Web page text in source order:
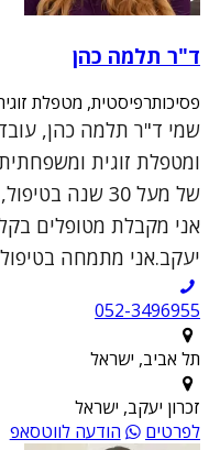
ד"ר תלמה כהן
פסיכותרפיסטית, מטפלת
ומטפלת זוגית
של מעל 30 שנה
אני מקבלת מטופלים
יעקב.אני מתמחה
052-3496955
תל אביב, ישראל
זכרון יעקב, ישראל
לפרטים
הודעה לווטסאפ